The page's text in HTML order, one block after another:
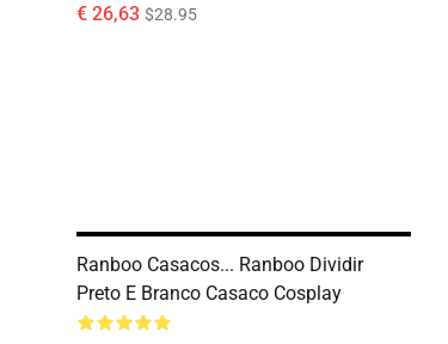
€ 26,63 $28.95
Ranboo Casacos... Ranboo Dividir
Preto E Branco Casaco Cosplay